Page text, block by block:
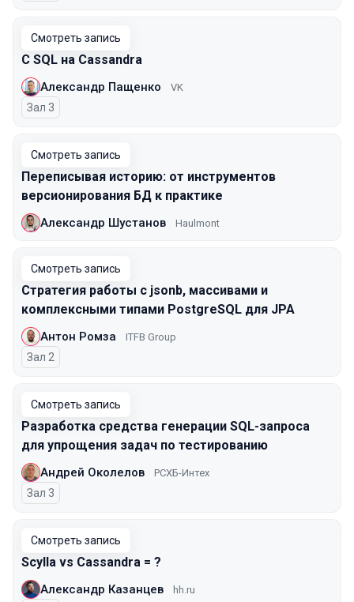
Смотреть запись
С SQL на Cassandra
Александр Пащенко VK
Зал 3
Смотреть запись
Переписывая историю: от инструментов
версионирования БД к практике
Александр Шустанов Haulmont
Смотреть запись
Стратегия работы с jsonb, массивами и
комплексными типами PostgreSQL для JPA
Антон Ромза ITFB Group
Зал 2
Смотреть запись
Разработка средства генерации SQL-запроса
для упрощения задач по тестированию
Андрей Околелов РСХБ-Интех
Зал 3
Смотреть запись
Scylla vs Cassandra = ?
Александр Казанцев hh.ru